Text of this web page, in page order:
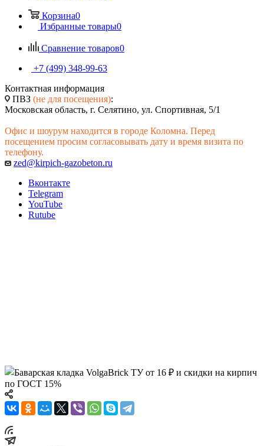
Корзина0
Избранные товары0
Сравнение товаров0
+7 (499) 348-99-63
Контактная информация
ПВЗ (не для посещения):
Московская область, г. Селятино, ул. Спортивная, 5/1
Офис и шоурум находится в городе Коломна. Перед
посещением просим согласовывать дату и время визита по
телефону.
zed@kirpich-gazobeton.ru
Вконтакте
Telegram
YouTube
Rutube